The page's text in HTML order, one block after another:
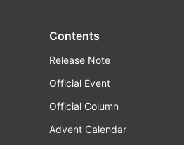
Contents
Release Note
Official Event
Official Column
Advent Calendar